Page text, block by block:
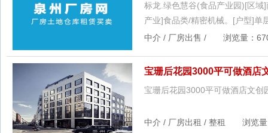
标龙.绿色慧谷(食品产业园)[区
产业]食品类/精密机械。[户型]
中介 / 厂房出售 / 浏览量：
宝珊后花园3000平可做酒店
宝珊后花园3000平可做酒店文创
中介 / 厂房出租 / 整租 浏览